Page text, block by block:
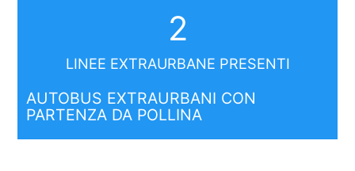
2
LINEE EXTRAURBANE PRESENTI
AUTOBUS EXTRAURBANI CON
PARTENZA DA POLLINA